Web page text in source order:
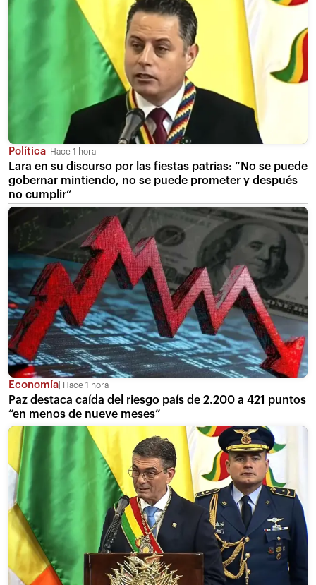
Política Hace 1 hora
Lara en su discurso por las fiestas patrias: “No se puede
gobernar mintiendo, no se puede prometer y después
no cumplir”
Economía Hace 1 hora
Paz destaca caída del riesgo país de 2.200 a 421 puntos
“en menos de nueve meses”